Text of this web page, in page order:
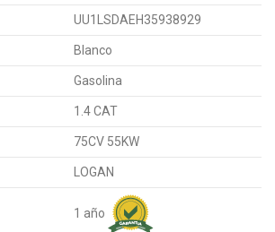
UU1LSDAEH35938929
Blanco
Gasolina
1.4 CAT
75CV 55KW
LOGAN
1 año